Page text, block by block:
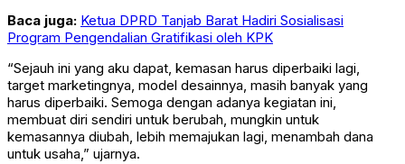
Baca juga: Ketua DPRD Tanjab Barat Hadiri Sosialisasi
Program Pengendalian Gratifikasi oleh KPK
“Sejauh ini yang aku dapat, kemasan harus diperbaiki lagi,
target marketingnya, model desainnya, masih banyak yang
harus diperbaiki. Semoga dengan adanya kegiatan ini,
membuat diri sendiri untuk berubah, mungkin untuk
kemasannya diubah, lebih memajukan lagi, menambah dana
untuk usaha,” ujarnya.